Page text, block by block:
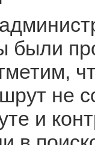
были
не
и